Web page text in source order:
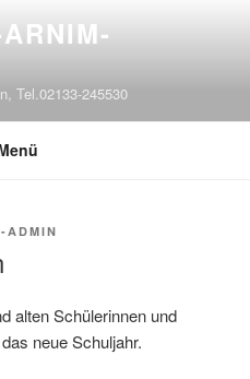
Tel.02133-245530
ADMIN
alten Schülerinnen und
neue Schuljahr.